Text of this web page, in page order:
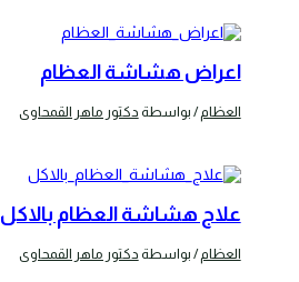
اعراض هشاشة العظام
العظام / بواسطة دكتور ماهر القمحاوى
علاج هشاشة العظام بالاكل
العظام / بواسطة دكتور ماهر القمحاوى